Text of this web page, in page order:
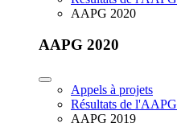
AAPG 2020
AAPG 2020
Appels à projets
Résultats de l'AAPG
AAPG 2019